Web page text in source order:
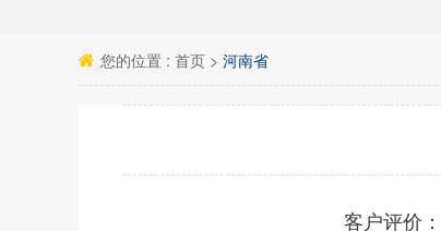
您的位置 : 首页 > 河南省
客户评价：